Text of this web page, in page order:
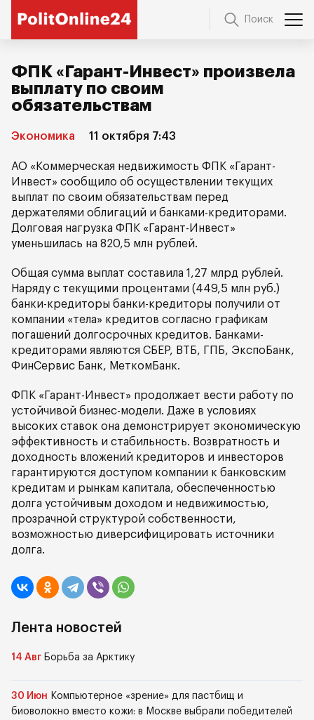
Поиск
ФПК «Гарант-Инвест» произвела
выплату по своим
обязательствам
Экономика 11 октября 7:43
АО «Коммерческая недвижимость ФПК «Гарант-
Инвест» сообщило об осуществлении текущих
выплат по своим обязательствам перед
держателями облигаций и банками-кредиторами.
Долговая нагрузка ФПК «Гарант-Инвест»
уменьшилась на 820,5 млн рублей.
Общая сумма выплат составила 1,27 млрд рублей.
Наряду с текущими процентами (449,5 млн руб.)
банки-кредиторы банки-кредиторы получили от
компании «тела» кредитов согласно графикам
погашений долгосрочных кредитов. Банками-
кредиторами являются СБЕР, ВТБ, ГПБ, ЭкспоБанк,
ФинСервис Банк, МеткомБанк.
ФПК «Гарант-Инвест» продолжает вести работу по
устойчивой бизнес-модели. Даже в условиях
высоких ставок она демонстрирует экономическую
эффективность и стабильность. Возвратность и
доходность вложений кредиторов и инвесторов
гарантируются доступом компании к банковским
кредитам и рынкам капитала, обеспеченностью
долга устойчивым доходом и недвижимостью,
прозрачной структурой собственности,
возможностью диверсифицировать источники
долга.
Лента новостей
14 Авг Борьба за Арктику
30 Июн Компьютерное «зрение» для пастбищ и
биоволокно вместо кожи: в Москве выбрали победителей